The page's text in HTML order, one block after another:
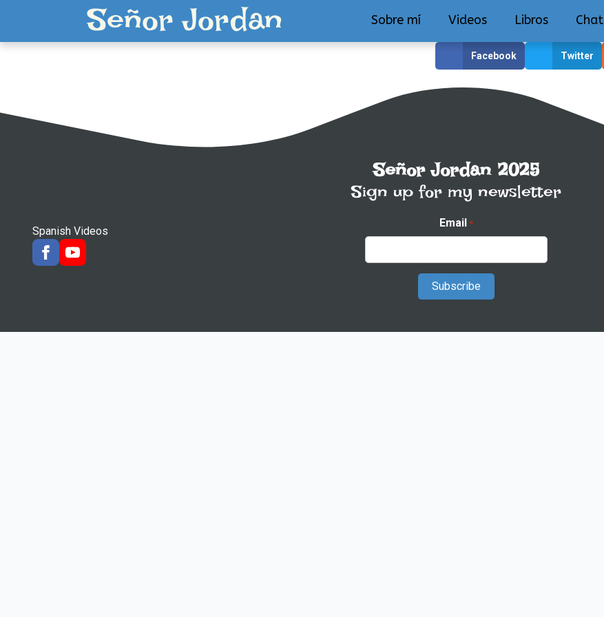
Señor Jordan Sobre mí Videos Libros Chat
Facebook Twitter
Spanish Videos
Señor Jordan 2025
Sign up for my newsletter
Email *